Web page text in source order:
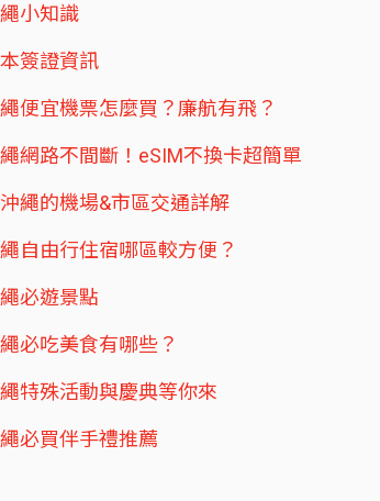
小知識
簽證資訊
便宜機票怎麼買？廉航有飛？
網路不間斷！eSIM不換卡超簡單
繩的機場&市區交通詳解
自由行住宿哪區較方便？
必遊景點
必吃美食有哪些？
特殊活動與慶典等你來
必買伴手禮推薦